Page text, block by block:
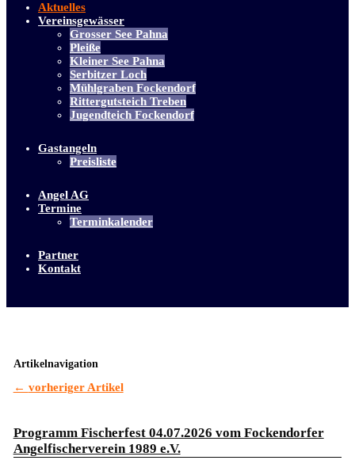
Aktuelles
Vereinsgewässer
Grosser See Pahna
Pleiße
Kleiner See Pahna
Serbitzer Loch
Mühlgraben Fockendorf
Rittergutsteich Treben
Jugendteich Fockendorf
Gastangeln
Preisliste
Angel AG
Termine
Terminkalender
Partner
Kontakt
Artikelnavigation
← vorheriger Artikel
Programm Fischerfest 04.07.2026 vom Fockendorfer
Angelfischerverein 1989 e.V.